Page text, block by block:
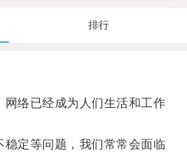
排行
络已经成为人们生活和工作
定等问题，我们常常会面临